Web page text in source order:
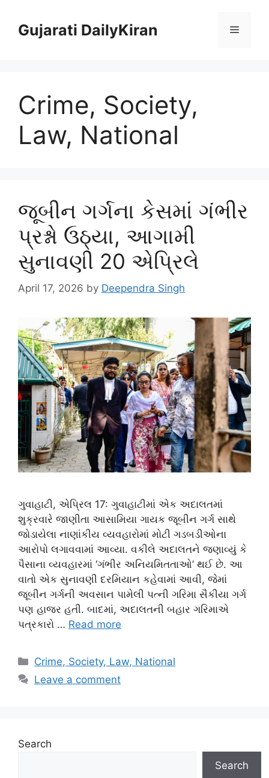
contentGujarati DailyKiran Menu
Crime, Society,
Law, National
જૂબીન ગર્ગના કેસમાં ગંભીર
પ્રશ્નો ઉઠ્યા, આગામી
સુનાવણી 20 એપ્રિલે
April 17, 2026 by Deependra Singh
ગુવાહાટી, એપ્રિલ 17: ગુવાહાટીમાં એક અદાલતમાં
શુક્રવારે જાણીતા આસામિયા ગાયક જૂબીન ગર્ગ સાથે
જોડાયેલા નાણાંકીય વ્યવહારોમાં મોટી ગડબડીઓના
આરોપો લગાવવામાં આવ્યા. વકીલે અદાલતને જણાવ્યું કે
પૈસાના વ્યવહારમાં ‘ગંભીર અનિયમિતતાઓ’ થઈ છે. આ
વાતો એક સુનાવણી દરમિયાન કહેવામાં આવી, જેમાં
જૂબીન ગર્ગની અવસાન પામેલી પત્ની ગરિમા સૈકીયા ગર્ગ
પણ હાજર હતી. બાદમાં, અદાલતની બહાર ગરિમાએ
પત્રકારો … Read more
Categories
Crime, Society, Law, National
Leave a comment
Search
Search